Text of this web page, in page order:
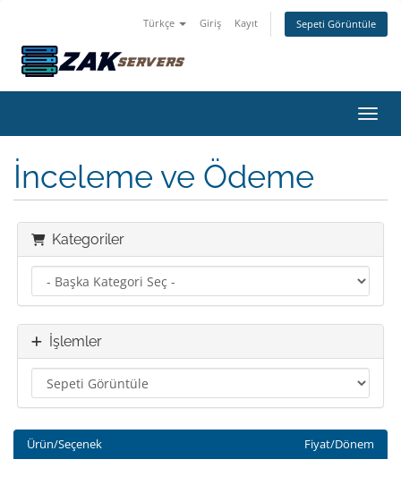
Türkçe Giriş Kayıt Sepeti Görüntüle
İnceleme ve Ödeme
Kategoriler
İşlemler
Ürün/Seçenek Fiyat/Dönem